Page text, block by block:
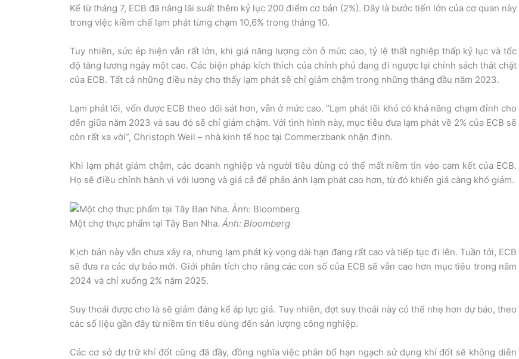
Kể từ tháng 7, ECB đã nâng lãi suất thêm kỷ lục 200 điểm cơ bản (2%). Đây là bước tiến lớn của cơ quan này
trong việc kiềm chế lạm phát từng chạm 10,6% trong tháng 10.
Tuy nhiên, sức ép hiện vẫn rất lớn, khi giá năng lượng còn ở mức cao, tỷ lệ thất nghiệp thấp kỷ lục và tốc
độ tăng lương ngày một cao. Các biện pháp kích thích của chính phủ đang đi ngược lại chính sách thắt chặt
của ECB. Tất cả những điều này cho thấy lạm phát sẽ chỉ giảm chậm trong những tháng đầu năm 2023.
Lạm phát lõi, vốn được ECB theo dõi sát hơn, vẫn ở mức cao. “Lạm phát lõi khó có khả năng chạm đỉnh cho
đến giữa năm 2023 và sau đó sẽ chỉ giảm chậm. Với tình hình này, mục tiêu đưa lạm phát về 2% của ECB sẽ
còn rất xa vời”, Christoph Weil – nhà kinh tế học tại Commerzbank nhận định.
Khi lạm phát giảm chậm, các doanh nghiệp và người tiêu dùng có thể mất niềm tin vào cam kết của ECB.
Họ sẽ điều chỉnh hành vi với lương và giá cả để phản ánh lạm phát cao hơn, từ đó khiến giá càng khó giảm.
Một chợ thực phẩm tại Tây Ban Nha. Ảnh: Bloomberg
Kịch bản này vẫn chưa xảy ra, nhưng lạm phát kỳ vọng dài hạn đang rất cao và tiếp tục đi lên. Tuần tới, ECB
sẽ đưa ra các dự báo mới. Giới phân tích cho rằng các con số của ECB sẽ vẫn cao hơn mục tiêu trong năm
2024 và chỉ xuống 2% năm 2025.
Suy thoái được cho là sẽ giảm đáng kể áp lực giá. Tuy nhiên, đợt suy thoái này có thể nhẹ hơn dự báo, theo
các số liệu gần đây từ niềm tin tiêu dùng đến sản lượng công nghiệp.
Các cơ sở dự trữ khí đốt cũng đã đầy, đồng nghĩa việc phân bổ hạn ngạch sử dụng khí đốt sẽ không diễn